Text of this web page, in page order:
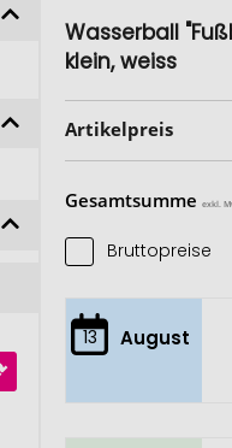
Wasserball
klein, weiss
Artikelpreis
Gesamtsumme exkl.
Bruttopreise
13 August